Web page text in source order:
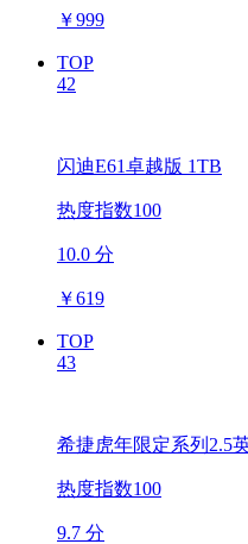
￥999
TOP
42
闪迪E61卓越版 1TB
热度指数100
10.0 分
￥619
TOP
43
希捷虎年限定系列2.5
热度指数100
9.7 分